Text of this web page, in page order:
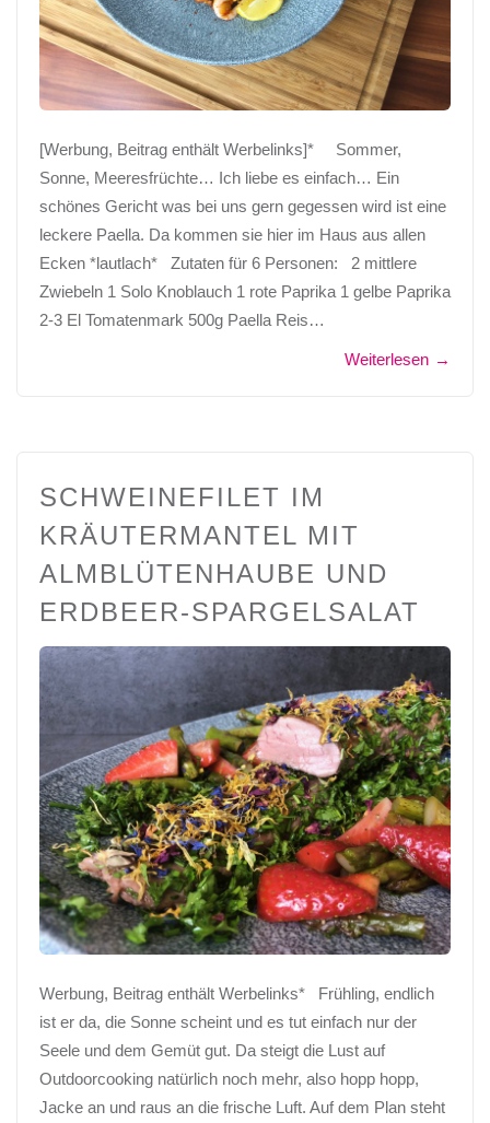
[Werbung, Beitrag enthält Werbelinks]* Sommer,
Sonne, Meeresfrüchte… Ich liebe es einfach… Ein
schönes Gericht was bei uns gern gegessen wird ist eine
leckere Paella. Da kommen sie hier im Haus aus allen
Ecken *lautlach* Zutaten für 6 Personen: 2 mittlere
Zwiebeln 1 Solo Knoblauch 1 rote Paprika 1 gelbe Paprika
2-3 El Tomatenmark 500g Paella Reis…
Weiterlesen →
SCHWEINEFILET IM
KRÄUTERMANTEL MIT
ALMBLÜTENHAUBE UND
ERDBEER-SPARGELSALAT
Werbung, Beitrag enthält Werbelinks* Frühling, endlich
ist er da, die Sonne scheint und es tut einfach nur der
Seele und dem Gemüt gut. Da steigt die Lust auf
Outdoorcooking natürlich noch mehr, also hopp hopp,
Jacke an und raus an die frische Luft. Auf dem Plan steht